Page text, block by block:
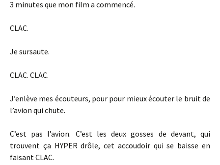
3 minutes que mon film a commencé.
CLAC.
Je sursaute.
CLAC. CLAC.
J’enlève mes écouteurs, pour pour mieux écouter le bruit de
l’avion qui chute.
C’est pas l’avion. C’est les deux gosses de devant, qui
trouvent ça HYPER drôle, cet accoudoir qui se baisse en
faisant CLAC.